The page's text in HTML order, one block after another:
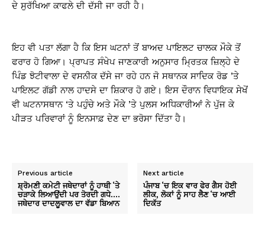
ਦੇ ਸੁਰੱਖਿਆ ਕਾਫਲੇ ਦੀ ਦੱਸੀ ਜਾ ਰਹੀ ਹੈ।
ਇਹ ਵੀ ਪਤਾ ਲੱਗਾ ਹੈ ਕਿ ਇਸ ਘਟਨਾਂ ਤੋਂ ਬਾਅਦ ਪਾਇਲਟ ਚਾਲਕ ਮੌਕੇ ਤੋਂ
ਫਰਾਰ ਹੋ ਗਿਆ। ਪ੍ਰਾਪਤ ਸੰਖੇਪ ਜਾਣਕਾਰੀ ਅਨੁਸਾਰ ਮ੍ਰਿਤਕ ਜ਼ਿਲ੍ਹੇ ਦੇ
ਪਿੰਡ ਝੋਟੀਵਾਲਾ ਦੇ ਵਸਨੀਕ ਦੱਸੇ ਜਾ ਰਹੇ ਹਨ ਜੋ ਸਥਾਨਕ ਸਾਦਿਕ ਰੋਡ ’ਤੇ
ਪਾਇਲਟ ਗੱਡੀ ਨਾਲ ਹਾਦਸੇ ਦਾ ਸ਼ਿਕਾਰ ਹੋ ਗਏ। ਇਸ ਦੌਰਾਨ ਵਿਧਾਇਕ ਸੇਖੋਂ
ਵੀ ਘਟਨਾਸਥਾਨ ‘ਤੇ ਪਹੁੰਚੇ ਅਤੇ ਮੌਕੇ ’ਤੇ ਪੁਲਸ ਅਧਿਕਾਰੀਆਂ ਨੇ ਪੁੱਜ ਕੇ
ਪੀੜਤ ਪਰਿਵਾਰਾਂ ਨੂੰ ਇਨਸਾਫ਼ ਦੇਣ ਦਾ ਭਰੋਸਾ ਦਿੱਤਾ ਹੈ।
Previous article
ਸ਼੍ਰੋਮਣੀ ਕਮੇਟੀ ਜਥੇਦਾਰਾਂ ਨੂੰ ਹਾਥੀ ‘ਤੇ
ਚੜਾਕੇ ਲਿਆਉਂਦੀ ਪਰ ਤੋਰਦੀ ਗਧੇ….
ਜਥੇਦਾਰ ਦਾਦਲੂਵਾਲ ਦਾ ਵੱਡਾ ਬਿਆਨ
Next article
ਪੰਜਾਬ ‘ਚ ਇਕ ਵਾਰ ਫੇਰ ਗੈਸ ਹੋਈ
ਲੀਕ, ਲੋਕਾਂ ਨੂੰ ਸਾਹ ਲੈਣ ‘ਚ ਆਈ
ਦਿਕੱਤ